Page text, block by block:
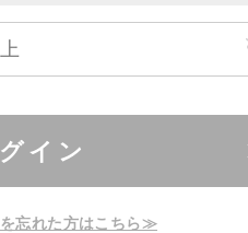
イン
忘れた方はこちら≫